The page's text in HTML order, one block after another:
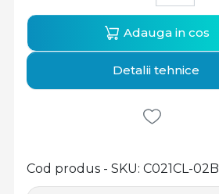
Cod produs - SKU C021CL-02B
Adauga in cos
Detalii tehnice